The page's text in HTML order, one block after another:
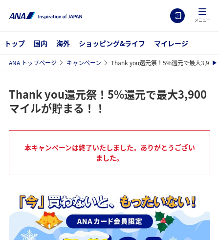
メニュー
トップ 国内 海外 ショッピング&ライフ マイレージ
ANA トップページ キャンペーン Thank you還元祭！5%還元で最大3,900
Thank you還元祭！5%還元で最大3,900
マイルが貯まる！！
本キャンペーンは終了いたしました。ありがとうござい
ました。